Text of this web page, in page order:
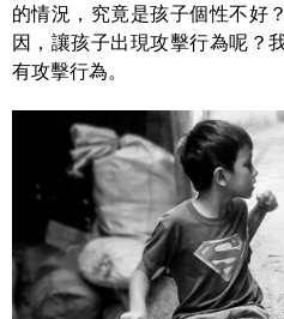
的情況，究竟是孩子個性不好
因，讓孩子出現攻擊行為呢？
有攻擊行為。